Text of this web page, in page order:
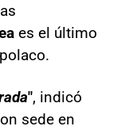
es el último
", indicó
sede en